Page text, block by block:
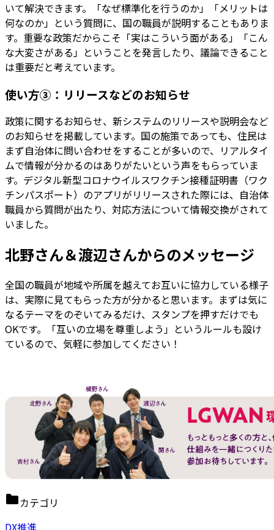
いて解決できます。「なぜ標準化を行うのか」「メリットは
何なのか」という質問に、国の職員が説明することもありま
す。重要な政策だからこそ「実はこういう面がある」「こん
な大変さがある」ということを発言したり、議論できること
は重要だと考えています。
使い方③：リリースなどのお知らせ
政策に関するお知らせ、新システムのリリースや説明会など
のお知らせを掲載しています。国の施策であっても、住民は
まず自治体に問い合わせをすることが多いので、リアルタイ
ムで情報が分かるのはありがたいという声をもらっていま
す。デジタル新型コロナウイルスワクチン接種証明書（ワク
チンパスポート）のアプリがリリースされた際には、自治体
職員から質問が出たり、対応方法について情報交換がされて
いました。
北野さん＆渡辺さんからのメッセージ
全国の職員が地域や所属を越えてお互いに協力している様子
は、実際に見てもらった方が分かると思います。まずは気に
なるテーマをのぞいてみるだけ、スタンプを押すだけでも
OKです。「互いの立場を尊重しよう」というルールも設け
ているので、気軽に参加してください！
カテゴリ
DX推進